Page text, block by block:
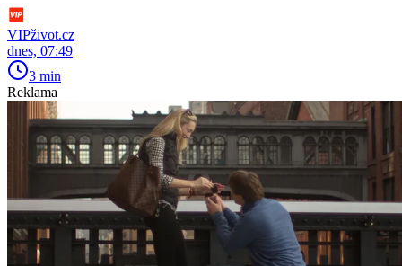
VIPživot.cz
dnes, 07:49
3 min
Reklama